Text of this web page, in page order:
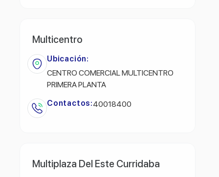
Multicentro
Ubicación:
CENTRO COMERCIAL MULTICENTRO
PRIMERA PLANTA
Contactos:40018400
Multiplaza Del Este Curridaba